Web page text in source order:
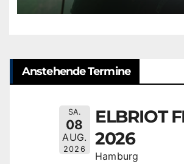
Anstehende Termine
SA.
08
AUG.
2026
ELBRIOT
2026
Hamburg